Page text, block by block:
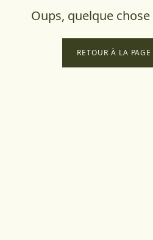
Oups, quelque
RETOUR À LA